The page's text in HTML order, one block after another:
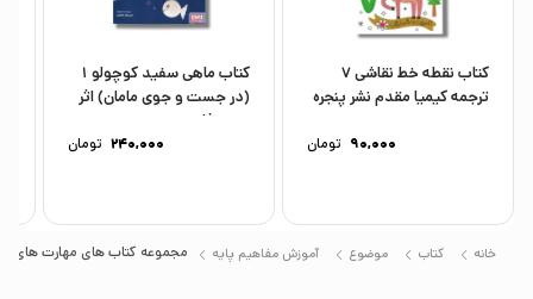
دهند.
کتاب نقطه خط نقاشی 7
ترجمه کیمیا مقدم نشر پنجره
90,000 تومان
کتاب ماهی سفید کوچولو 1
(در جست و جوی مامان) اثر
خیدوفان...
240,000 تومان
خانه کتاب موضوع آموزش مفاهیم پایه مجموعه کتاب های مهارت های یادگیری کودکان 1 ساله (کودک باهوش من)